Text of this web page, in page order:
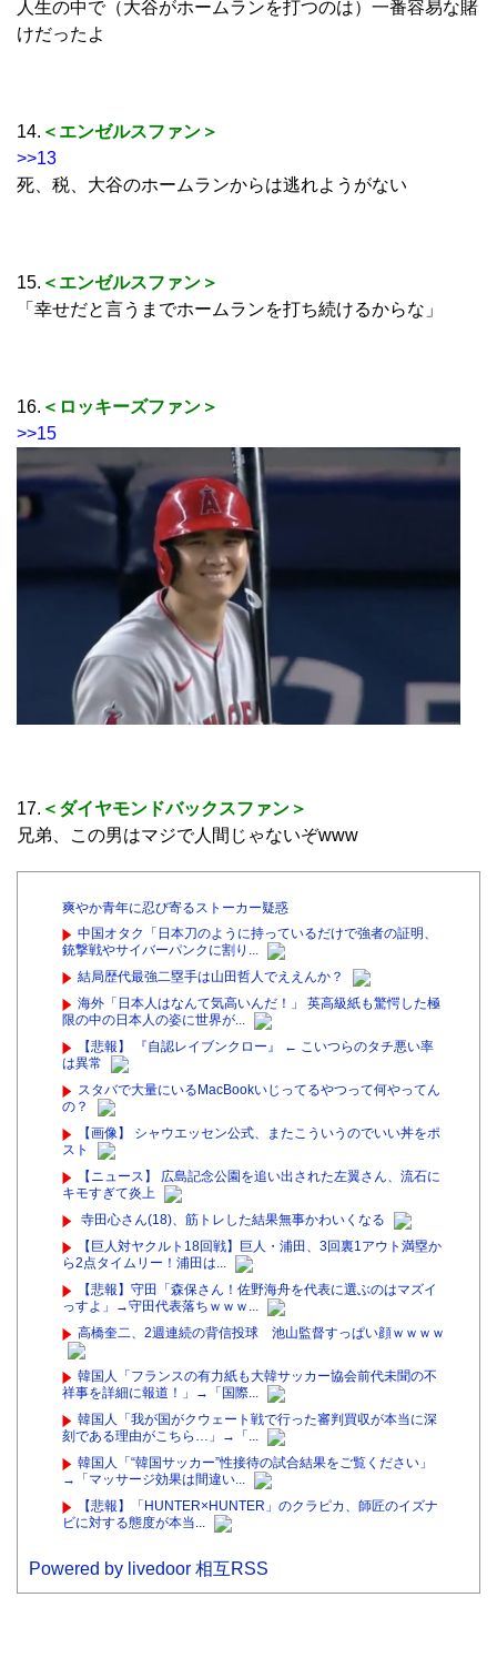
人生の中で（大谷がホームランを打つのは）一番容易な賭
けだったよ
14. ＜エンゼルスファン＞
>>13
死、税、大谷のホームランからは逃れようがない
15. ＜エンゼルスファン＞
「幸せだと言うまでホームランを打ち続けるからな」
16. ＜ロッキーズファン＞
>>15
17. ＜ダイヤモンドバックスファン＞
兄弟、この男はマジで人間じゃないぞwww
爽やか青年に忍び寄るストーカー疑惑
中国オタク「日本刀のように持っているだけで強者の証明、
銃撃戦やサイバーパンクに割り...
結局歴代最強二塁手は山田哲人でええんか？
海外「日本人はなんて気高いんだ！」 英高級紙も驚愕した極
限の中の日本人の姿に世界が...
【悲報】 『自認レイブンクロー』 ← こいつらのタチ悪い率
は異常
スタバで大量にいるMacBookいじってるやつって何やってん
の？
【画像】 シャウエッセン公式、またこういうのでいい丼をポ
スト
【ニュース】 広島記念公園を追い出された左翼さん、流石に
キモすぎて炎上
寺田心さん(18)、筋トレした結果無事かわいくなる
【巨人対ヤクルト18回戦】巨人・浦田、3回裏1アウト満塁か
ら2点タイムリー！浦田は...
【悲報】守田「森保さん！佐野海舟を代表に選ぶのはマズイ
っすよ」→守田代表落ちｗｗｗ...
高橋奎二、2週連続の背信投球 池山監督すっぱい顔ｗｗｗｗ
韓国人「フランスの有力紙も大韓サッカー協会前代未聞の不
祥事を詳細に報道！」→「国際...
韓国人「我が国がクウェート戦で行った審判買収が本当に深
刻である理由がこちら…」→「...
韓国人「“韓国サッカー”性接待の試合結果をご覧ください」
→「マッサージ効果は間違い...
【悲報】「HUNTER×HUNTER」のクラピカ、師匠のイズナ
ビに対する態度が本当...
Powered by livedoor 相互RSS